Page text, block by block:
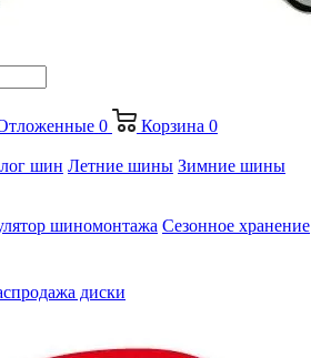
0 Корзина 0
шин Летние шины Зимние шины
шиномонтажа Сезонное хранение
диски